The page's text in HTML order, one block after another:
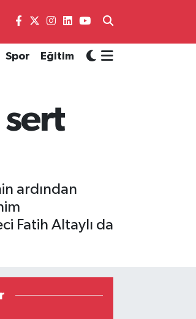
Spor Eğitim
sert
ardından
Fatih Altaylı da